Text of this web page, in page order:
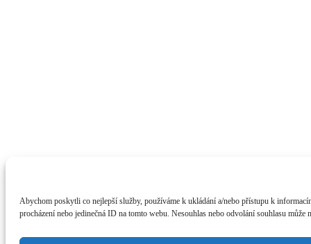
Abychom poskytli co nejlepší služby, používáme k ukládání a/nebo přístupu k
procházení nebo jedinečná ID na tomto webu. Nesouhlas nebo odvolání souhlasu